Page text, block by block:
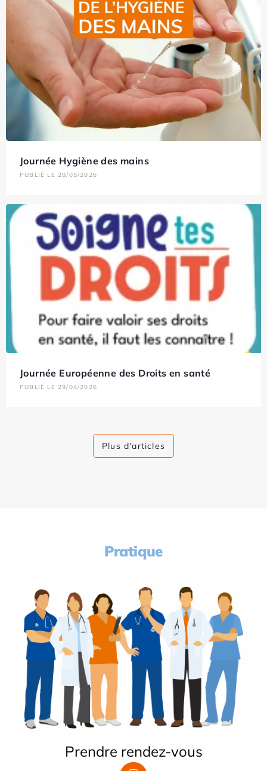
Journée Hygiène des mains
PUBLIÉ LE 20/05/2026
Journée Européenne des Droits en santé
PUBLIÉ LE 29/04/2026
Plus d'articles
Pratique
Prendre rendez-vous